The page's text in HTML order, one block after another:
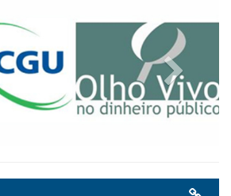
DE PESAR E LUTO OFICIAL
em: 9 de junho de 2026
Diretor – 2026
VER TODAS NOTÍCIAS